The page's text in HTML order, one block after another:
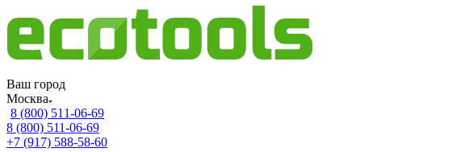
Ваш город
Москва
8 (800) 511-06-69
8 (800) 511-06-69
+7 (917) 588-58-60